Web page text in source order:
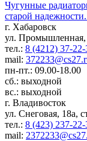
Чугунные
старой
г. Хабаровск
ул. Промышленная,
тел.: 8 (4212) 37-22-
mail:
пн-пт.: 09.00-18.00
сб.: выходной
вс.: выходной
г. Владивосток
ул. Снеговая, 18а,
тел.: 8 (423) 237-22-
mail: